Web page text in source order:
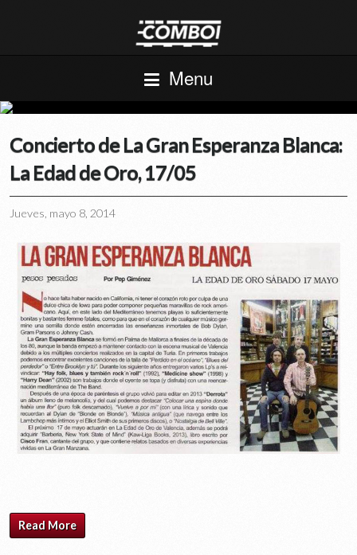
Menu
Concierto de La Gran Esperanza Blanca:
La Edad de Oro, 17/05
Jueves, mayo 8, 2014
Read More